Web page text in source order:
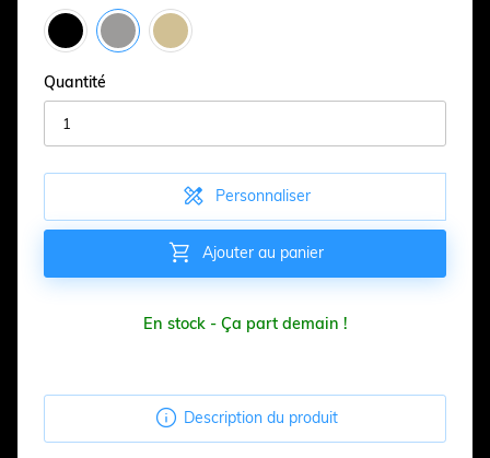
Quantité
 Personnaliser
 Ajouter au panier
En stock - Ça part demain !
 Description du produit